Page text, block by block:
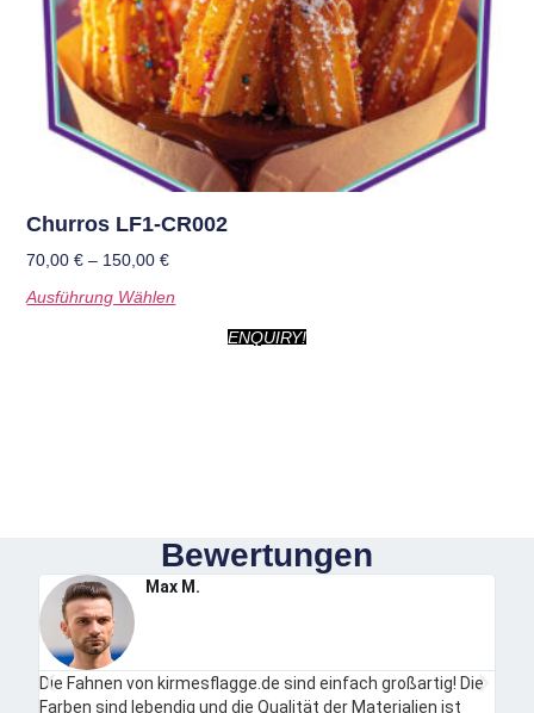
Churros LF1-CR002
70,00€ – 150,00€
Ausführung Wählen
ENQUIRY!
Bewertungen
Max M.
Die Fahnen von kirmesflagge.de sind einfach großartig! Die
Farben sind lebendig und die Qualität der Materialien ist